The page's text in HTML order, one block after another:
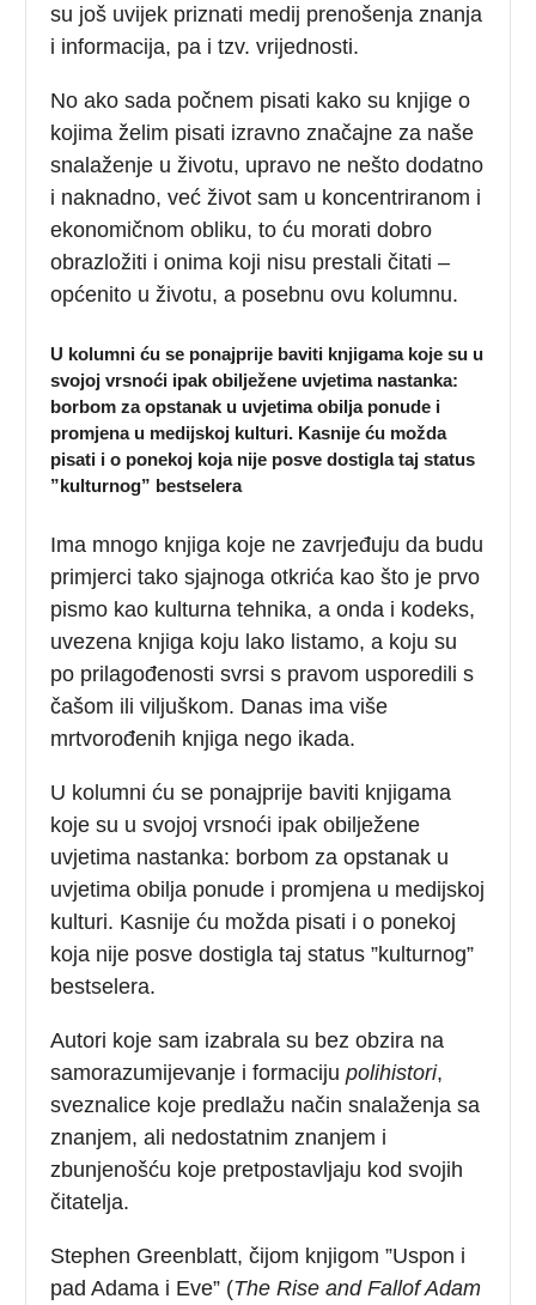
su još uvijek priznati medij prenošenja znanja
i informacija, pa i tzv. vrijednosti.
No ako sada počnem pisati kako su knjige o
kojima želim pisati izravno značajne za naše
snalaženje u životu, upravo ne nešto dodatno
i naknadno, već život sam u koncentriranom i
ekonomičnom obliku, to ću morati dobro
obrazložiti i onima koji nisu prestali čitati –
općenito u životu, a posebnu ovu kolumnu.
U kolumni ću se ponajprije baviti knjigama koje su u
svojoj vrsnoći ipak obilježene uvjetima nastanka:
borbom za opstanak u uvjetima obilja ponude i
promjena u medijskoj kulturi. Kasnije ću možda
pisati i o ponekoj koja nije posve dostigla taj status
”kulturnog” bestselera
Ima mnogo knjiga koje ne zavrjeđuju da budu
primjerci tako sjajnoga otkrića kao što je prvo
pismo kao kulturna tehnika, a onda i kodeks,
uvezena knjiga koju lako listamo, a koju su
po prilagođenosti svrsi s pravom usporedili s
čašom ili viljuškom. Danas ima više
mrtvorođenih knjiga nego ikada.
U kolumni ću se ponajprije baviti knjigama
koje su u svojoj vrsnoći ipak obilježene
uvjetima nastanka: borbom za opstanak u
uvjetima obilja ponude i promjena u medijskoj
kulturi. Kasnije ću možda pisati i o ponekoj
koja nije posve dostigla taj status ”kulturnog”
bestselera.
Autori koje sam izabrala su bez obzira na
samorazumijevanje i formacijupolihistori,
sveznalice koje predlažu način snalaženja sa
znanjem, ali nedostatnim znanjem i
zbunjenošću koje pretpostavljaju kod svojih
čitatelja.
Stephen Greenblatt, čijom knjigom ”Uspon i
pad Adama i Eve” (The Rise and Fallof Adam